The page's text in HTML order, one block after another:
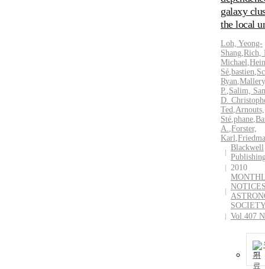
galaxy
the local
Loh, Yeong-
Shang,Rich,
Michael,
Sé,bastien,
Ryan,
P.,Salim,
D.
Ted,Arnouts,
Sté,phane,
A.,Forster,
Karl,
Blackwell
2010
Vol.407
기